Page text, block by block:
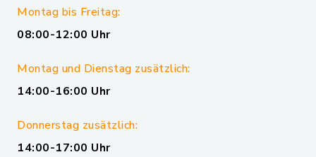
Montag bis Freitag:
08:00-12:00 Uhr
Montag und Dienstag zusätzlich:
14:00-16:00 Uhr
Donnerstag zusätzlich:
14:00-17:00 Uhr